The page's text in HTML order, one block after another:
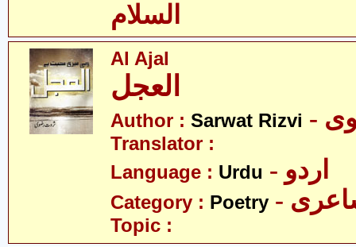
السلام
Al Ajal
العجل
Author : Sarwat Rizvi
Translator :
Language : Urdu - اردو
Category : Poetry
Topic :